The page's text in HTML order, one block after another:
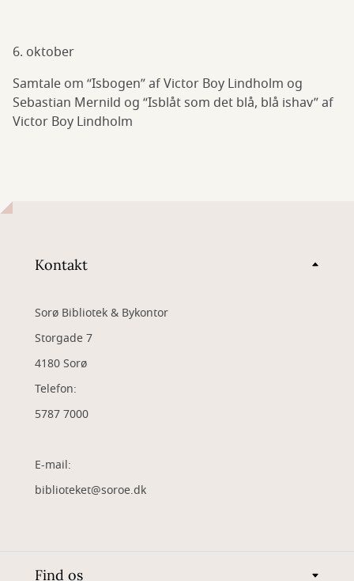
6. oktober
Samtale om “Isbogen” af Victor Boy Lindholm og
Sebastian Mernild og “Isblåt som det blå, blå ishav” af
Victor Boy Lindholm
Kontakt
Sorø Bibliotek & Bykontor
Storgade 7
4180 Sorø
Telefon:
5787 7000
E-mail:
biblioteket@soroe.dk
Find os